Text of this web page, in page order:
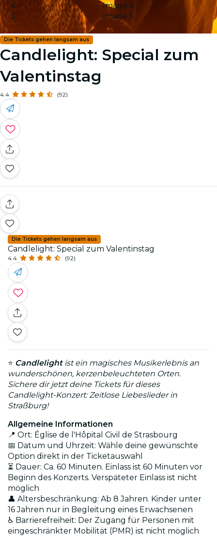
Image 4
Image 5
Die Tickets gehen langsam aus
Candlelight: Special zum
Valentinstag
4.4 (92)
Die Tickets gehen langsam aus
Candlelight: Special zum Valentinstag
4.4 (92)
⭐ Candlelightist ein magisches Musikerlebnis an
wunderschönen, kerzenbeleuchteten Orten.
Sichere dir jetzt deine Tickets für dieses
Candlelight-Konzert: Zeitlose Liebeslieder in
Straßburg!
Allgemeine Informationen
📍 Ort: Église de l'Hôpital Civil de Strasbourg
📅 Datum und Uhrzeit: Wähle deine gewünschte
Option direkt in der Ticketauswahl
⏳ Dauer: Ca. 60 Minuten. Einlass ist 60 Minuten vor
Beginn des Konzerts. Verspäteter Einlass ist nicht
möglich
👤 Altersbeschränkung: Ab 8 Jahren. Kinder unter
16 Jahren nur in Begleitung eines Erwachsenen
♿ Barrierefreiheit: Der Zugang für Personen mit
eingeschränkter Mobilität (PMR) ist nicht möglich